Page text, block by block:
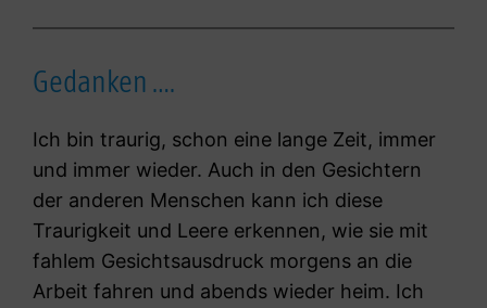
Gedanken ….
Ich bin traurig, schon eine lange Zeit, immer
und immer wieder. Auch in den Gesichtern
der anderen Menschen kann ich diese
Traurigkeit und Leere erkennen, wie sie mit
fahlem Gesichtsausdruck morgens an die
Arbeit fahren und abends wieder heim. Ich